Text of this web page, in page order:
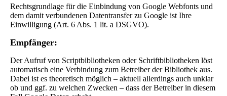
Rechtsgrundlage für die Einbindung von Google Webfonts und
dem damit verbundenen Datentransfer zu Google ist Ihre
Einwilligung (Art. 6 Abs. 1 lit. a DSGVO).
Empfänger:
Der Aufruf von Scriptbibliotheken oder Schriftbibliotheken löst
automatisch eine Verbindung zum Betreiber der Bibliothek aus.
Dabei ist es theoretisch möglich – aktuell allerdings auch unklar
ob und ggf. zu welchen Zwecken – dass der Betreiber in diesem